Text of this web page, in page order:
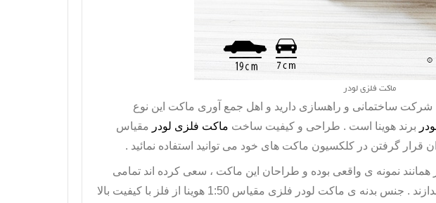
ماکت فلزی لودر
شرکت ساختمانی و راهسازی دارید و اهل جمع آوری ماکت این نوع
برند هوینا است . طراحی و کیفیت ساخت ماکت فلزی لودر مقیاس
قرار گرفتن در کلکسیون ماکت های خود می توانید استفاده نمائید .
همانند نمونه ی واقعی بوده و طراحان این ماکت ، سعی کرده اند تمامی
. جنس بدنه ی ماکت لودر
فلزی مقیاس 1:50 هوینا از فلز با کیفیت بالا